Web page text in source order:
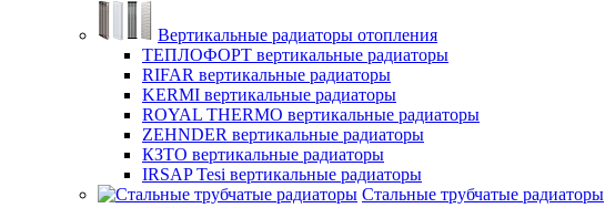
Вертикальные радиаторы отопления
ТЕПЛОФОРТ вертикальные радиаторы
RIFAR вертикальные радиаторы
KERMI вертикальные радиаторы
ROYAL THERMO вертикальные радиаторы
ZEHNDER вертикальные радиаторы
КЗТО вертикальные радиаторы
IRSAP Tesi вертикальные радиаторы
Стальные трубчатые радиаторы